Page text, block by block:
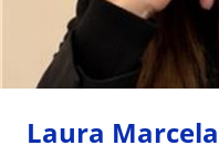
Laura Marcela